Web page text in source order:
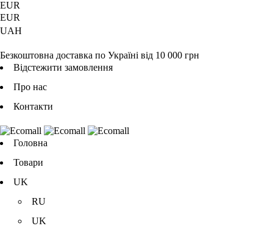
EUR
EUR
UAH
Безкоштовна доставка по Україні від 10 000 грн
Відстежити замовлення
Про нас
Контакти
Головна
Товари
UK
RU
UK